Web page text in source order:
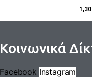
1,30
Κοινωνικά
Facebook Instagram